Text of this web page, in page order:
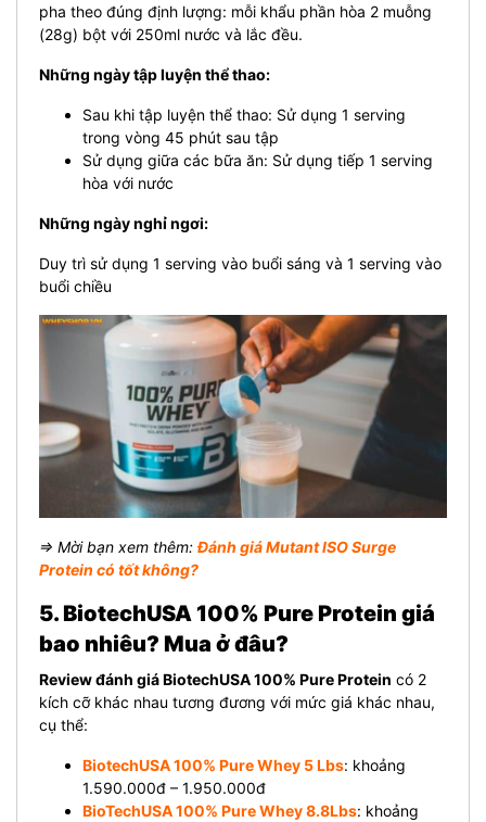
pha theo đúng định lượng: mỗi khẩu phần hòa 2 muỗng
(28g) bột với 250ml nước và lắc đều.
Những ngày tập luyện thể thao:
Sau khi tập luyện thể thao: Sử dụng 1 serving
trong vòng 45 phút sau tập
Sử dụng giữa các bữa ăn: Sử dụng tiếp 1 serving
hòa với nước
Những ngày nghỉ ngơi:
Duy trì sử dụng 1 serving vào buổi sáng và 1 serving vào
buổi chiều
⇒ Mời bạn xem thêm:Đánh giá Mutant ISO Surge
Protein có tốt không?
5. BiotechUSA 100% Pure Protein giá
bao nhiêu? Mua ở đâu?
Review đánh giá BiotechUSA 100% Pure Protein có 2
kích cỡ khác nhau tương đương với mức giá khác nhau,
cụ thể:
BiotechUSA 100% Pure Whey 5 Lbs: khoảng
1.590.000đ – 1.950.000đ
BioTechUSA 100% Pure Whey 8.8Lbs: khoảng